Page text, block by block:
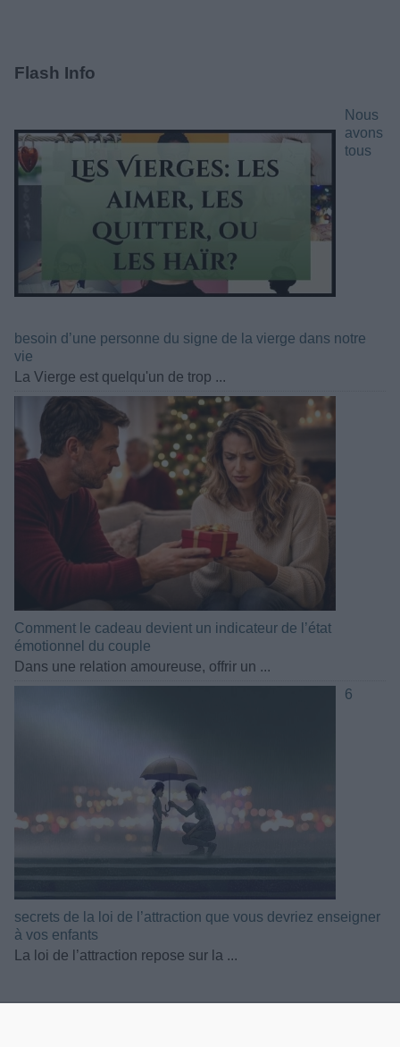
Flash Info
Nous
avons
tous
besoin d’une personne du signe de la vierge dans notre
vie
La Vierge est quelqu'un de trop ...
Comment le cadeau devient un indicateur de l’état
émotionnel du couple
Dans une relation amoureuse, offrir un ...
6
secrets de la loi de l’attraction que vous devriez enseigner
à vos enfants
La loi de l’attraction repose sur la ...